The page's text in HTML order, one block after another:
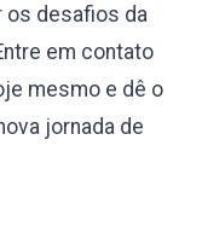
os desafios da
em contato
mesmo e dê o
jornada de